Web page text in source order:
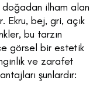
ilham alan
Ekru, bej, gri, açık
bu tarzın
görsel bir estetik
ve zarafet
şunlardır: